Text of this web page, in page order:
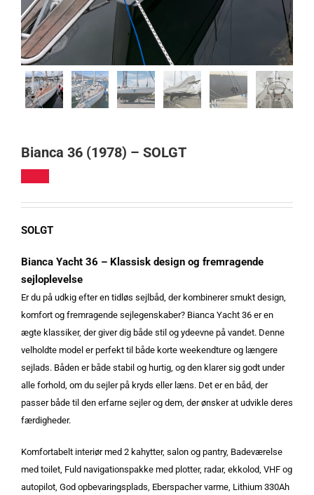
Bianca 36 (1978) – SOLGT
SOLGT
Bianca Yacht 36 – Klassisk design og fremragende
sejloplevelse
Er du på udkig efter en tidløs sejlbåd, der kombinerer smukt design,
komfort og fremragende sejlegenskaber? Bianca Yacht 36 er en
ægte klassiker, der giver dig både stil og ydeevne på vandet. Denne
velholdte model er perfekt til både korte weekendture og længere
sejlads. Båden er både stabil og hurtig, og den klarer sig godt under
alle forhold, om du sejler på kryds eller læns. Det er en båd, der
passer både til den erfarne sejler og dem, der ønsker at udvikle deres
færdigheder.
Komfortabelt interiør med 2 kahytter, salon og pantry, Badeværelse
med toilet, Fuld navigationspakke med plotter, radar, ekkolod, VHF og
autopilot, God opbevaringsplads, Eberspacher varme, Lithium 330Ah